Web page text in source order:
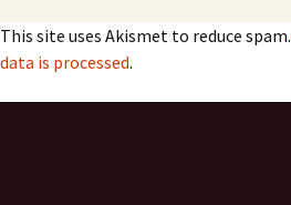
This site uses Akismet to reduce spam.
data is processed.